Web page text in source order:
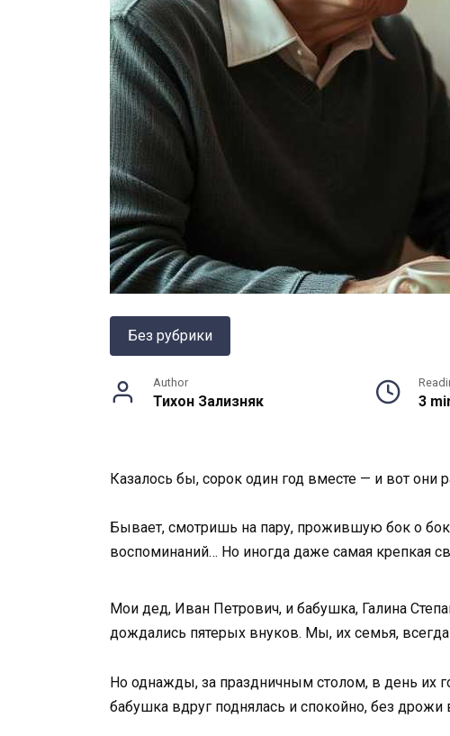
Без рубрики
Author
Тихон Зализняк 3
Казалось бы, сорок один год вместе — и вот они
Бывает, смотришь на пару, прожившую бок о бок
воспоминаний… Но иногда даже самая крепкая
Мои дед, Иван Петрович, и бабушка, Галина
дождались пятерых внуков. Мы, их семья,
Но однажды, за праздничным столом, в день их
бабушка вдруг поднялась и спокойно, без дрожи